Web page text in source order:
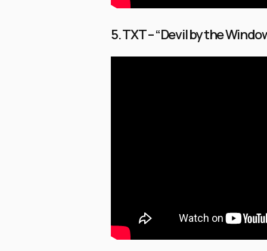
5. TXT – “Devil by the